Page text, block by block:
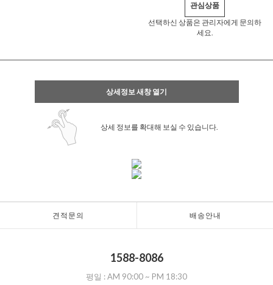
관심상품
선택하신 상품은 관리자에게 문의하
세요.
상세정보 새창 열기
상세 정보를 확대해 보실 수 있습니다.
견적문의 배송안내
1588-8086
평일 :AM 90:00 ~ PM 18:30